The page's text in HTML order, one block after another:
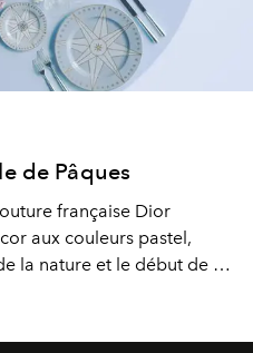
de Pâques
française Dior
aux couleurs pastel,
la nature et le début de la